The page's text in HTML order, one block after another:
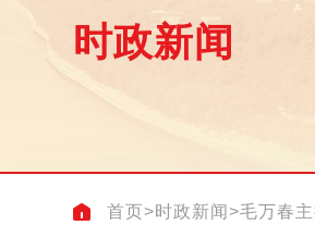
时政新闻
首页>时政新闻 >毛万春